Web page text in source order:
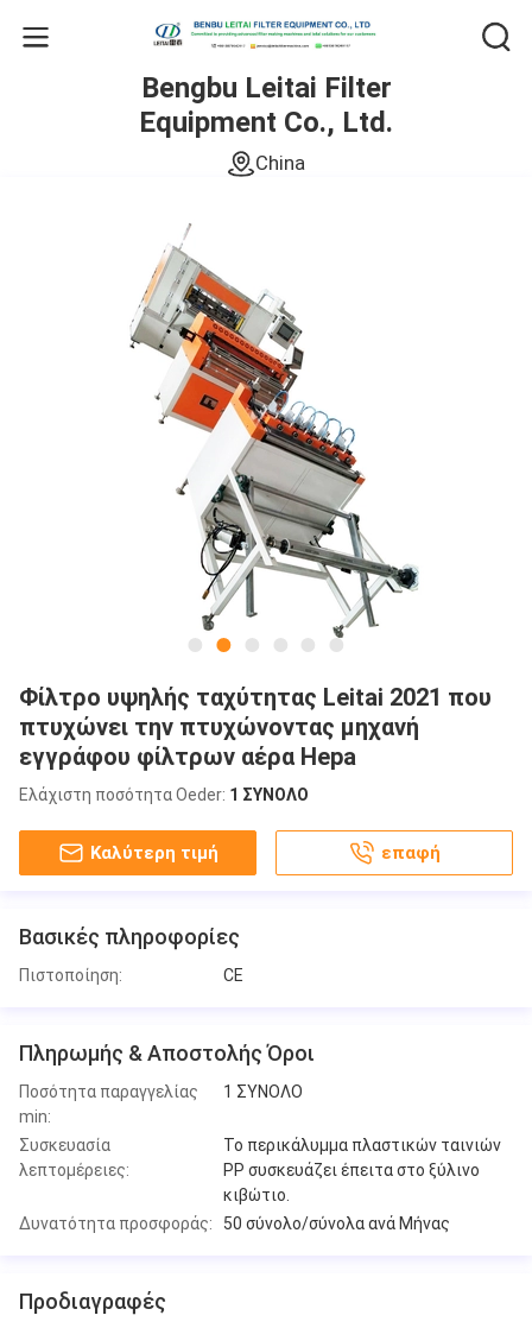
Bengbu Leitai Filter
Equipment Co., Ltd.
China
Φίλτρο υψηλής ταχύτητας Leitai 2021 που
πτυχώνει την πτυχώνοντας μηχανή
εγγράφου φίλτρων αέρα Hepa
Ελάχιστη ποσότητα Oeder: 1 ΣΥΝΟΛΟ
Καλύτερη τιμή επαφή
Βασικές πληροφορίες
Πιστοποίηση: CE
Πληρωμής & Αποστολής Όροι
Ποσότητα παραγγελίας
min:
1 ΣΥΝΟΛΟ
Συσκευασία
λεπτομέρειες:
Το περικάλυμμα πλαστικών ταινιών
PP συσκευάζει έπειτα στο ξύλινο
κιβώτιο.
Δυνατότητα προσφοράς:
50 σύνολο/σύνολα ανά Μήνας
Προδιαγραφές